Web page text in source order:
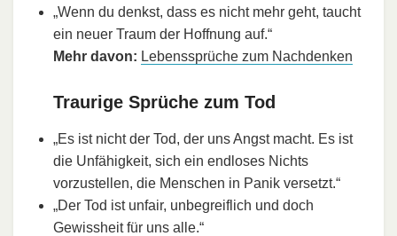
„Wenn du denkst, dass es nicht mehr geht, taucht
ein neuer Traum der Hoffnung auf.“
Mehr davon: Lebenssprüche zum Nachdenken
Traurige Sprüche zum Tod
„Es ist nicht der Tod, der uns Angst macht. Es ist
die Unfähigkeit, sich ein endloses Nichts
vorzustellen, die Menschen in Panik versetzt.“
„Der Tod ist unfair, unbegreiflich und doch
Gewissheit für uns alle.“